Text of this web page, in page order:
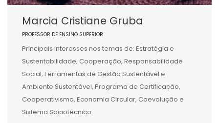
Marcia Cristiane Gruba
PROFESSOR DE ENSINO SUPERIOR
Principais interesses nos temas de: Estratégia e
Sustentabilidade; Cooperação, Responsabilidade
Social, Ferramentas de Gestão Sustentável e
Ambiente Sustentável, Programa de Certificação,
Cooperativismo, Economia Circular, Coevolução e
Sistema Sociotécnico.